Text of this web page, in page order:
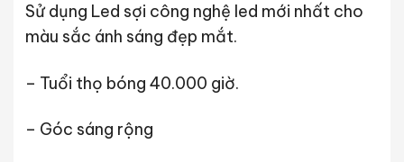
Sử dụng Led sợi công nghệ led mới nhất cho
màu sắc ánh sáng đẹp mắt.
– Tuổi thọ bóng 40.000 giờ.
– Góc sáng rộng